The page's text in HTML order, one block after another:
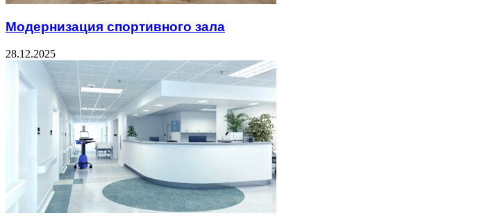
Модернизация спортивного зала
28.12.2025